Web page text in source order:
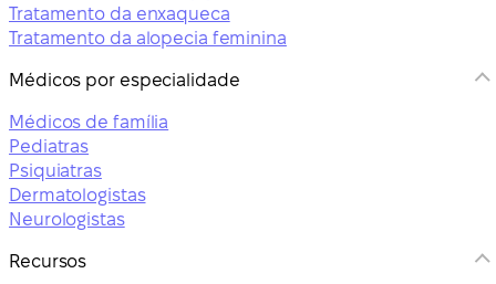
Tratamento da enxaqueca
Tratamento da alopecia feminina
Médicos por especialidade
Médicos de família
Pediatras
Psiquiatras
Dermatologistas
Neurologistas
Recursos